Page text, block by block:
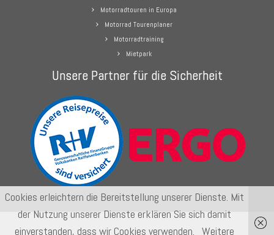
Motorradtouren in Europa
Motorrad Tourenplaner
Motorradtraining
Mietpark
Unsere Partner für die Sicherheit
Cookies erleichtern die Bereitstellung unserer Dienste. Mit
der Nutzung unserer Dienste erklären Sie sich damit
einverstanden, dass wir Cookies verwenden. Weitere